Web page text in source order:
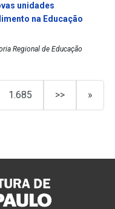
unidades
na Educação
Regional de Educação
1.685 >> »